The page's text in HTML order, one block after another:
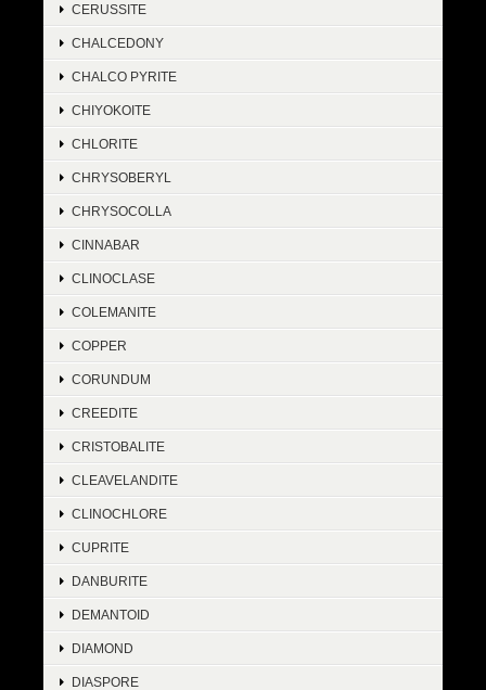
CERUSSITE
CHALCEDONY
CHALCO PYRITE
CHIYOKOITE
CHLORITE
CHRYSOBERYL
CHRYSOCOLLA
CINNABAR
CLINOCLASE
COLEMANITE
COPPER
CORUNDUM
CREEDITE
CRISTOBALITE
CLEAVELANDITE
CLINOCHLORE
CUPRITE
DANBURITE
DEMANTOID
DIAMOND
DIASPORE